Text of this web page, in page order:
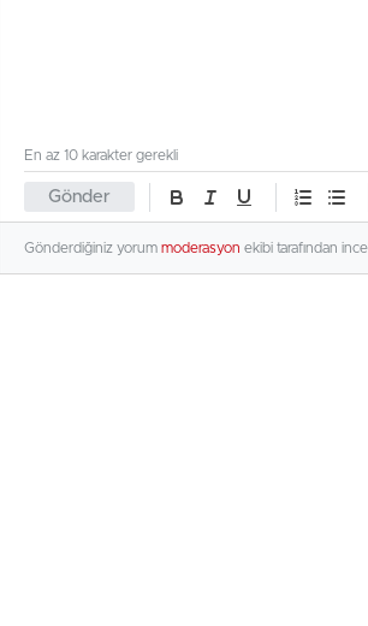
Gönder
En az 10 karakter gerekli
Gönderdiğiniz yorum moderasyon ekibi tarafından